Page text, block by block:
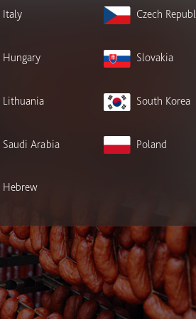
Italy Czech
Hungary Slovakia
Lithuania South Korea
Saudi Arabia Poland
Hebrew